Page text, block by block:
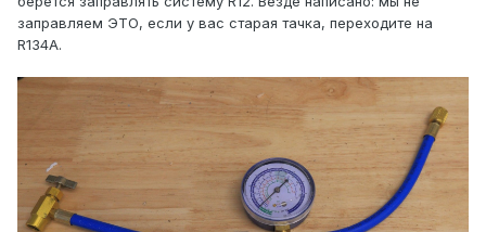
заправляем ЭТО, если у вас старая тачка, переходите на
R134A.